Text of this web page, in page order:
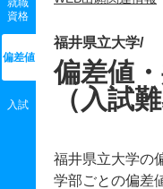
就職
資格
偏差値
入試
福井県立大学/
偏差値
（入試
福井県立大学の
学部ごとの偏差